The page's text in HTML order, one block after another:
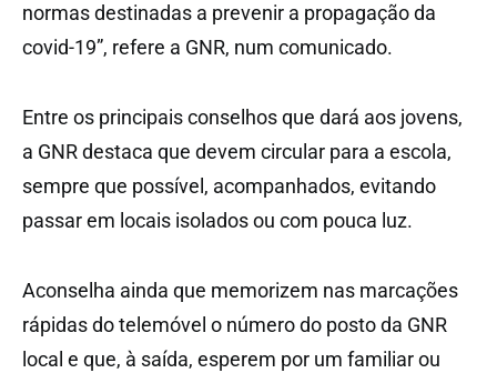
normas destinadas a prevenir a propagação da
covid-19”, refere a GNR, num comunicado.
Entre os principais conselhos que dará aos jovens,
a GNR destaca que devem circular para a escola,
sempre que possível, acompanhados, evitando
passar em locais isolados ou com pouca luz.
Aconselha ainda que memorizem nas marcações
rápidas do telemóvel o número do posto da GNR
local e que, à saída, esperem por um familiar ou